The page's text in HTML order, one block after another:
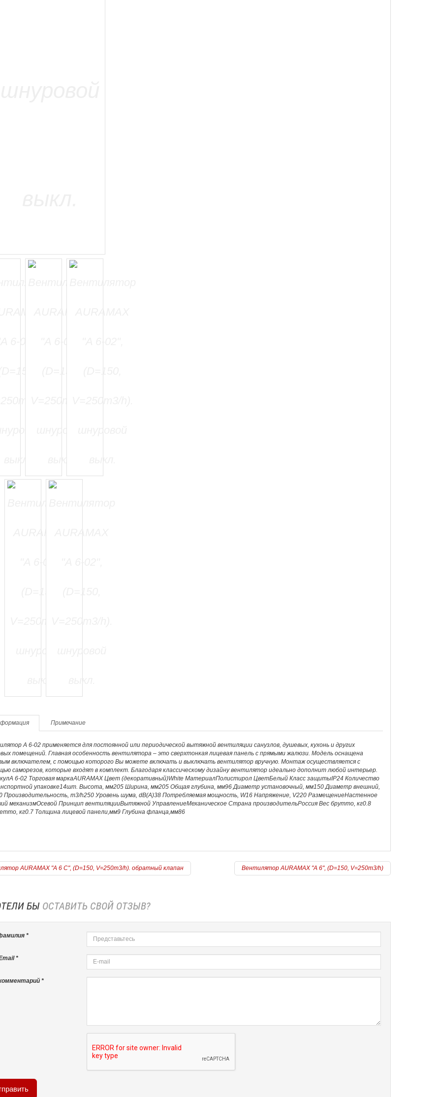
Примечание
A 6-02 применяется для постоянной или периодической вытяжной вентиляции санузлов, душевых, кухонь и других
помещений. Главная особенность вентилятора – это сверхтонкая лицевая панель с прямыми жалюзи. Модель оснащена
включателем, с помощью которого Вы можете включать и выключать вентилятор вручную. Монтаж осуществляется с
саморезов, которые входят в комплект. Благодаря классическому дизайну вентилятор идеально дополнит любой интерьер.
6-02 Торговая маркаAURAMAX Цвет (декоративный)White МатериалПолистирол ЦветБелый Класс защитыIP24 Количество
упаковке14шт. Высота, мм205 Ширина, мм205 Общая глубина, мм96 Диаметр установочный, мм150 Диаметр внешний,
Производительность, m3/h250 Уровень шума, dB(A)38 Потребляемая мощность, W16 Напряжение, V220 РазмещениеНастенное
механизмОсевой Принцип вентиляцииВытяжной УправлениеМеханическое Страна производительРоссия Вес брутто, кг0.8
кг0.7 Толщина лицевой панели,мм9 Глубина фланца,мм86
AURAMAX "A 6 C", (D=150, V=250m3/h). обратный клапан Вентилятор AURAMAX "A 6", (D=150, V=250m3/h)
БЫ ОСТАВИТЬ СВОЙ ОТЗЫВ?
*
*
*